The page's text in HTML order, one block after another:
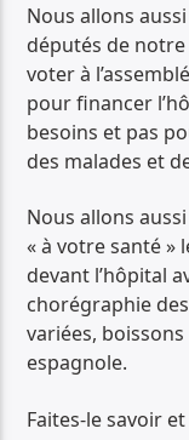
Nous allons
députés de
voter à
pour financer
besoins et pas
des malades et
Nous allons
« à votre santé »
devant l’hôpital
chorégraphie
variées,
espagnole.
Faites-le savoir